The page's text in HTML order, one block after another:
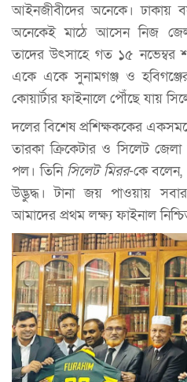
আইনজীবীদের অনেকে। ঢাকায়
অনেকেই মাঠে আসেন নিজ
তাদের উৎসাহে গত ১৫ নভেম্বর
একে একে সুনামগঞ্জ ও
কোয়ার্টার ফাইনালে পৌঁছে যায়
দলের বিশেষ প্রশিক্ষককের
তারকা ক্রিকেটার ও সিলেট
পল। তিনি সিলেট মিরর-কে বলেন,
উদ্ভুদ্ধ। টানা জয় পাওয়ায়
আমাদের প্রথম লক্ষ্য ফাইনাল